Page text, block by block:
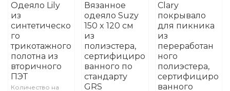
Одеяло Lily
из
синтетическо
го
трикотажного
полотна из
вторичного
ПЭТ
Количество на
Вязанное
одеяло Suzy
150 x 120 см
из
полиэстера,
сертифициро
ванного по
стандарту
GRS
Clary
покрывало
для пикника
из
переработан
ного
полиэстера,
сертифициро
ванного